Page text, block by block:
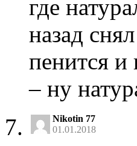
где
назад
пенится и
– ну
Nikotin 77
01.01.2018